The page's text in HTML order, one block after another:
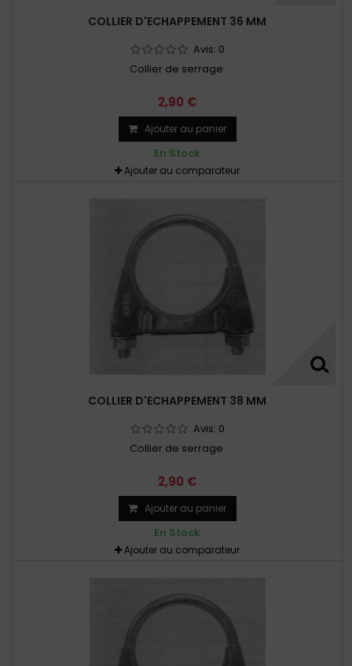
COLLIER D'ECHAPPEMENT 36 MM
Avis: 0
Collier de serrage
2,90 €
Ajouter au panier
En Stock
Ajouter au comparateur
COLLIER D'ECHAPPEMENT 38 MM
Avis: 0
Collier de serrage
2,90 €
Ajouter au panier
En Stock
Ajouter au comparateur